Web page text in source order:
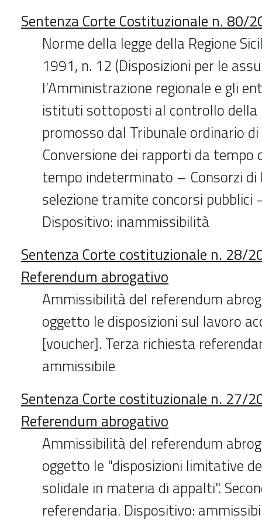
Sentenza Corte Costituzionale n. 80/
Norme della legge della Regione
1991, n. 12 (Disposizioni per le
l’Amministrazione regionale e gli
istituti sottoposti al controllo della
promosso dal Tribunale ordinario
Conversione dei rapporti da
tempo indeterminato – Consorzi
selezione tramite concorsi
Dispositivo: inammissibilità
Sentenza Corte costituzionale n. 28/
Referendum abrogativo
Ammissibilità del referendum
oggetto le disposizioni sul lavoro
[voucher]. Terza richiesta
ammissibile
Sentenza Corte costituzionale n. 27/
Referendum abrogativo
Ammissibilità del referendum
oggetto le "disposizioni limitative
solidale in materia di appalti".
referendaria. Dispositivo: